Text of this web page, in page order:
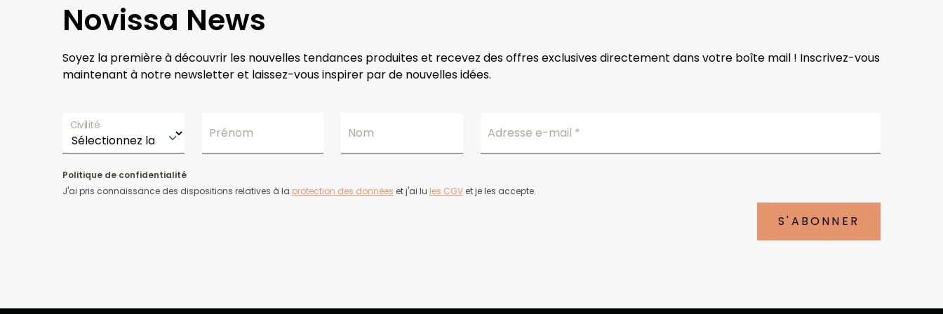
Novissa News
Soyez la première à découvrir les nouvelles tendances produites et recevez des offres exclusives directement dans votre boîte mail ! Inscrivez-vous
maintenant à notre newsletter et laissez-vous inspirer par de nouvelles idées.
Civilité Prénom Nom Adresse e-mail *
Politique de confidentialité
J'ai pris connaissance des dispositions relatives à la protection des données et j'ai lu les CGV et je les accepte.
S'ABONNER